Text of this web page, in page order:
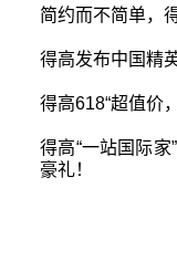
简约而不简单，
得高发布中国精
得高618“超值价
得高“一站国际
豪礼！